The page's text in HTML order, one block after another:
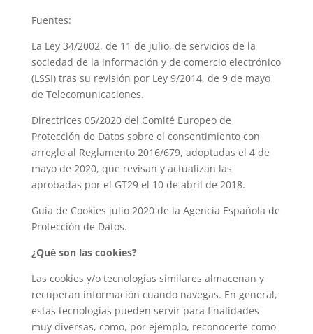
Fuentes:
La Ley 34/2002, de 11 de julio, de servicios de la
sociedad de la información y de comercio electrónico
(LSSI) tras su revisión por Ley 9/2014, de 9 de mayo
de Telecomunicaciones.
Directrices 05/2020 del Comité Europeo de
Protección de Datos sobre el consentimiento con
arreglo al Reglamento 2016/679, adoptadas el 4 de
mayo de 2020, que revisan y actualizan las
aprobadas por el GT29 el 10 de abril de 2018.
Guía de Cookies julio 2020 de la Agencia Española de
Protección de Datos.
¿Qué son las cookies?
Las cookies y/o tecnologías similares almacenan y
recuperan información cuando navegas. En general,
estas tecnologías pueden servir para finalidades
muy diversas, como, por ejemplo, reconocerte como